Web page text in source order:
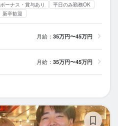
ボーナス・賞与あり
平日のみ勤務OK
新卒歓迎
月給： 35万円〜45万円
月給： 35万円〜45万円